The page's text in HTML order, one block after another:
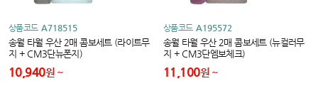
상품코드 A718515
송월 타월 우산 2매 콤보세트 (라이트무
지 + CM3단뉴폰지)
10,940원
상품코드 A195572
송월 타월 우산 2매 콤보세트 (뉴컬러무
지 + CM3단엠보체크)
11,100원